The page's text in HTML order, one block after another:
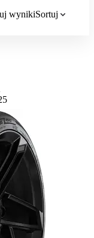
wynikiSortuj